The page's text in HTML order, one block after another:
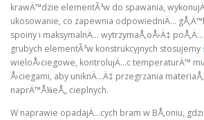
krawÄ™dzie elementÃ³w do spawania,
ukosowanie, co zapewnia odpowiedniÄ…
spoiny i maksymalnÄ… wytrzymaÅ‚oÅ›Ä‡
grubych elementÃ³w konstrukcyjnych stosujemy
wieloÅ›ciegowe, kontrolujÄ…c temperaturÄ™
Å›ciegami, aby uniknÄ…Ä‡ przegrzania
naprÄ™Å¼eÅ„ cieplnych.
W naprawie opadajÄ…cych bram w BÅ‚oniu,